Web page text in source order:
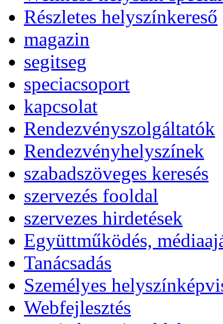
Részletes helyszínkereső
magazin
segitseg
speciacsoport
kapcsolat
Rendezvényszolgáltatók
Rendezvényhelyszínek
szabadszöveges keresés
szervezés fooldal
szervezes hirdetések
Együttműködés,
Tanácsadás
Személyes
Webfejlesztés